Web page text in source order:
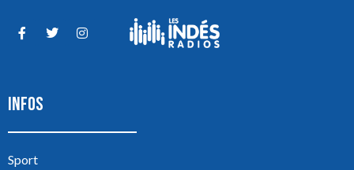
INFOS
Sport